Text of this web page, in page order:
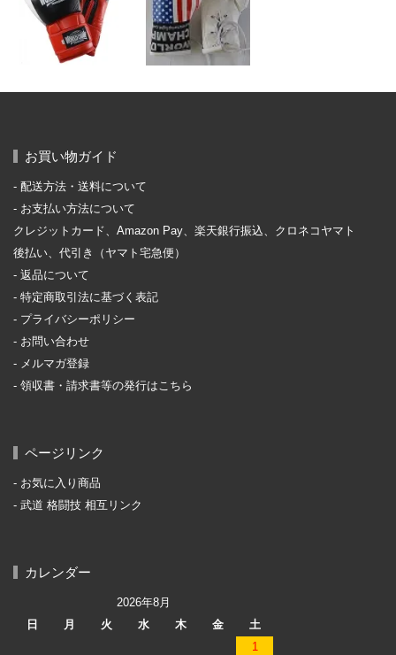
お買い物ガイド
配送方法・送料について
お支払い方法について
クレジットカード、Amazon Pay、楽天銀行振込、クロネコヤマト
後払い、代引き（ヤマト宅急便）
返品について
特定商取引法に基づく表記
プライバシーポリシー
お問い合わせ
メルマガ登録
領収書・請求書等の発行はこちら
ページリンク
お気に入り商品
武道 格闘技 相互リンク
カレンダー
2026年8月
日
月 火 水 木 金
土
1